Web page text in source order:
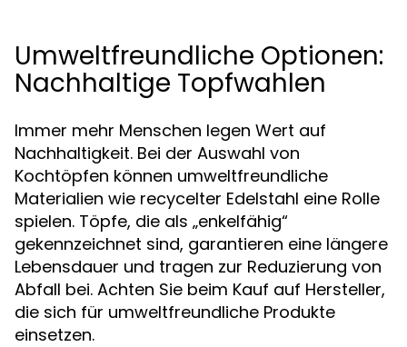
Umweltfreundliche Optionen:
Nachhaltige Topfwahlen
Immer mehr Menschen legen Wert auf
Nachhaltigkeit. Bei der Auswahl von
Kochtöpfen können umweltfreundliche
Materialien wie recycelter Edelstahl eine Rolle
spielen. Töpfe, die als „enkelfähig“
gekennzeichnet sind, garantieren eine längere
Lebensdauer und tragen zur Reduzierung von
Abfall bei. Achten Sie beim Kauf auf Hersteller,
die sich für umweltfreundliche Produkte
einsetzen.